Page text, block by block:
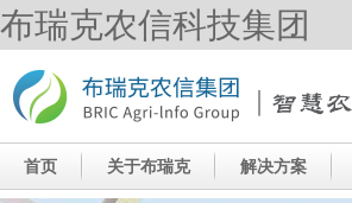
布瑞克农信科技集团